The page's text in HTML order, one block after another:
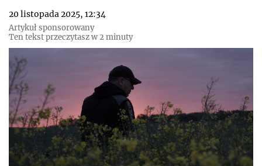
20 listopada 2025, 12:34
Artykuł sponsorowany
Ten tekst przeczytasz w 2 minuty